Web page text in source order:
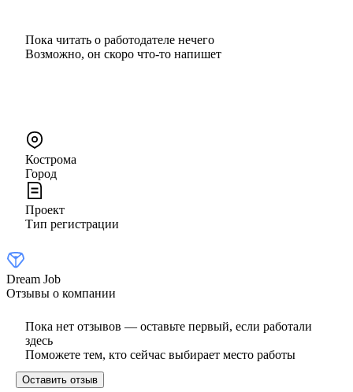
Пока читать о работодателе нечего
Возможно, он скоро что‑то напишет
Кострома
Город
Проект
Тип регистрации
Dream Job
Отзывы о компании
Пока нет отзывов — оставьте первый, если работали
здесь
Поможете тем, кто сейчас выбирает место работы
Оставить отзыв